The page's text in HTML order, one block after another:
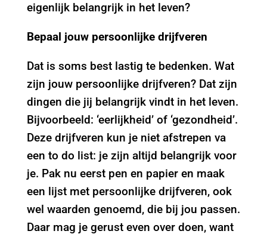
eigenlijk belangrijk in het leven?
Bepaal jouw persoonlijke drijfveren
Dat is soms best lastig te bedenken. Wat
zijn jouw persoonlijke drijfveren? Dat zijn
dingen die jij belangrijk vindt in het leven.
Bijvoorbeeld: ‘eerlijkheid’ of ‘gezondheid’.
Deze drijfveren kun je niet afstrepen va
een to do list: je zijn altijd belangrijk voor
je. Pak nu eerst pen en papier en maak
een lijst met persoonlijke drijfveren, ook
wel waarden genoemd, die bij jou passen.
Daar mag je gerust even over doen, want